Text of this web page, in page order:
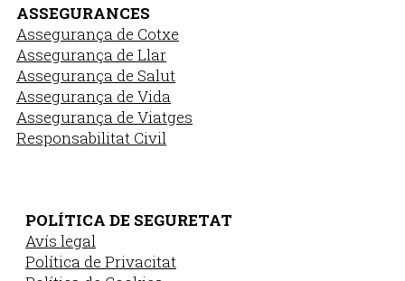
ASSEGURANCES
Assegurança de Cotxe
Assegurança de Llar
Assegurança de Salut
Assegurança de Vida
Assegurança de Viatges
Responsabilitat Civil
POLÍTICA DE SEGURETAT
Avís legal
Política de Privacitat